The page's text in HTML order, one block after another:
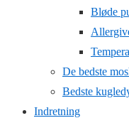
Bløde
De bedste
Bedste
Indretning